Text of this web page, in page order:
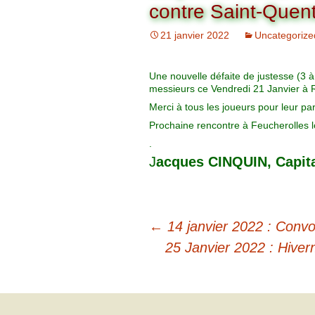
Organigramme
Commission Loisirs
Commission Sportive
Ryder Cup
Trophée
Couronne
Brut Dames Novembre
Février
Avril
Mai
Juin
contre Saint-
21 janvier 2022
Une nouvelle défaite de justesse (3
messieurs ce Vendredi 21 Janvier à
Merci à tous les joueurs pour leur
Prochaine rencontre à Feucherolles
Jacques CINQUIN,
← 14 janvier 2022 :
25 Janvier 2022 :